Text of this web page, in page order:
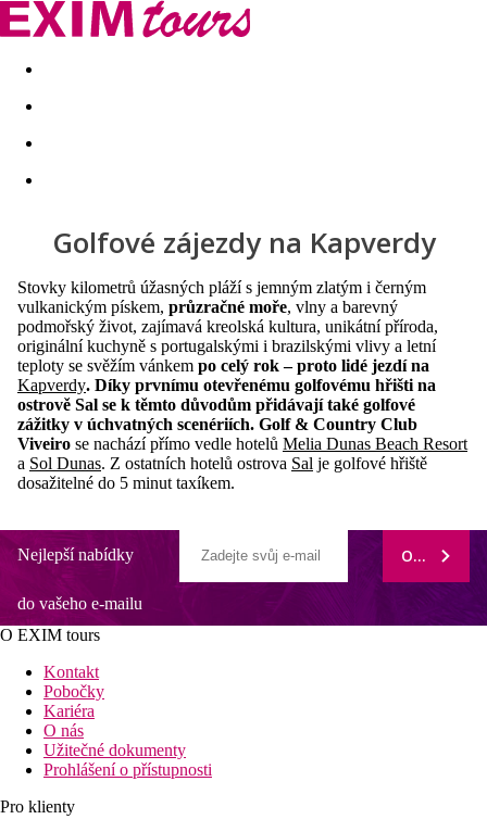
Akční nabídky Last minute
Golfové zájezdy na Kapverdy
Stovky kilometrů úžasných pláží s jemným zlatým i černým
vulkanickým pískem, průzračné moře, vlny a barevný
podmořský život, zajímavá kreolská kultura, unikátní příroda,
originální kuchyně s portugalskými i brazilskými vlivy a letní
teploty se svěžím vánkem po celý rok – proto lidé jezdí na
Kapverdy. Díky prvnímu otevřenému golfovému hřišti na
ostrově Sal se k těmto důvodům přidávají také golfové
zážitky v úchvatných scenériích. Golf & Country Club
Viveiro se nachází přímo vedle hotelů Melia Dunas Beach Resort
a Sol Dunas. Z ostatních hotelů ostrova Sal je golfové hřiště
dosažitelné do 5 minut taxíkem.
Nejlepší nabídky
do vašeho e-mailu
ODEBÍRAT
O EXIM tours
Kontakt
Pobočky
Kariéra
O nás
Užitečné dokumenty
Prohlášení o přístupnosti
Pro klienty